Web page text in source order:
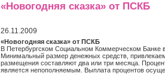
«Новогодняя сказка» от ПСКБ
26.11.2009
«Новогодняя сказка» от ПСКБ
В Петербургском Социальном Коммерческом Банке
Минимальный размер денежных средств,
размещения составляют два или три месяца.
является непополняемым. Выплата процентов